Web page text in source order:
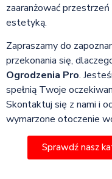
zaaranżować przestrzeń
estetyką.
Zapraszamy do
przekonania się,
Ogrodzenia Pro.
spełnią Twoje
Skontaktuj się z nami i
wymarzone otoczenie
Sprawdź nasz